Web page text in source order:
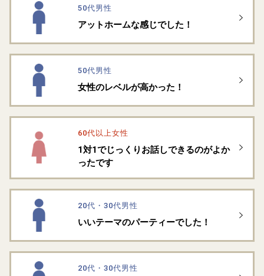
50代男性
アットホームな感じでした！
50代男性
女性のレベルが高かった！
60代以上女性
1対1でじっくりお話しできるのがよか
ったです
20代・30代男性
いいテーマのパーティーでした！
20代・30代男性